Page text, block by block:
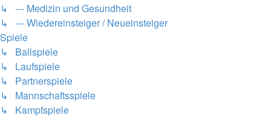
↳ --- Medizin und Gesundheit
↳ --- Wiedereinsteiger / Neueinsteiger
Spiele
↳ Ballspiele
↳ Laufspiele
↳ Partnerspiele
↳ Mannschaftsspiele
↳ Kampfspiele